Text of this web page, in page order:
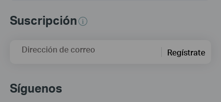
Suscripción
Dirección de correo Regístrate
Síguenos